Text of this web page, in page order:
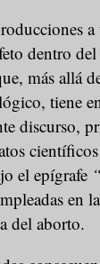
a
dentro
más allá
tiene
discurso,
el epígrafe
del aborto.